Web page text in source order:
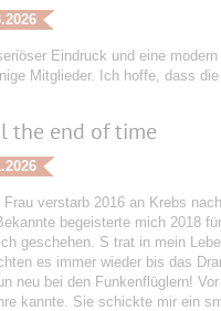
Eindruck und eine
Mitglieder. Ich hoffe, dass
the end of time
Frau verstarb 2016 an Krebs
begeisterte mich 2018
geschehen. S trat in mein
es immer wieder bis das
neu bei den Funkenflüglern!
kannte. Sie schickte mir ein